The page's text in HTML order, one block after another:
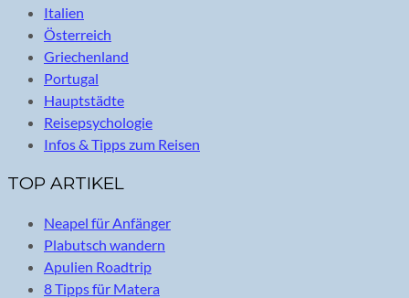
Italien
Österreich
Griechenland
Portugal
Hauptstädte
Reisepsychologie
Infos & Tipps zum Reisen
TOP ARTIKEL
Neapel für Anfänger
Plabutsch wandern
Apulien Roadtrip
8 Tipps für Matera